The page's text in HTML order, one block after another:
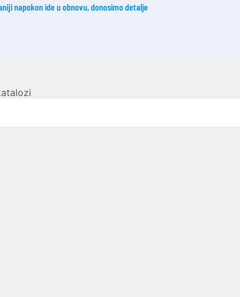
napokon ide u obnovu, donosimo detalje